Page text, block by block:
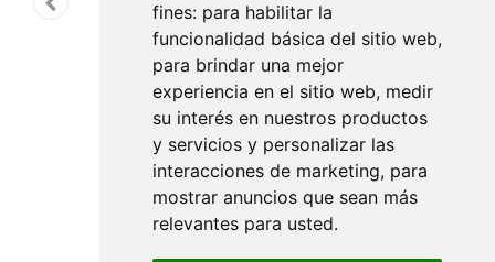
fines: para habilitar la
funcionalidad básica del sitio web,
para brindar una mejor
experiencia en el sitio web, medir
su interés en nuestros productos
y servicios y personalizar las
interacciones de marketing, para
mostrar anuncios que sean más
relevantes para usted.